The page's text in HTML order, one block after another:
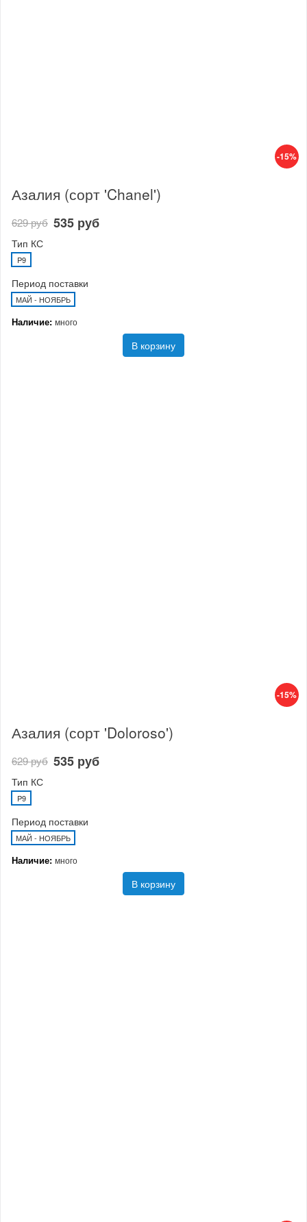
-15%
Азалия (сорт 'Chanel')
629 руб 535 руб
Тип КС
P9
Период поставки
МАЙ - НОЯБРЬ
Наличие: много
В корзину
-15%
Азалия (сорт 'Doloroso')
629 руб 535 руб
Тип КС
P9
Период поставки
МАЙ - НОЯБРЬ
Наличие: много
В корзину